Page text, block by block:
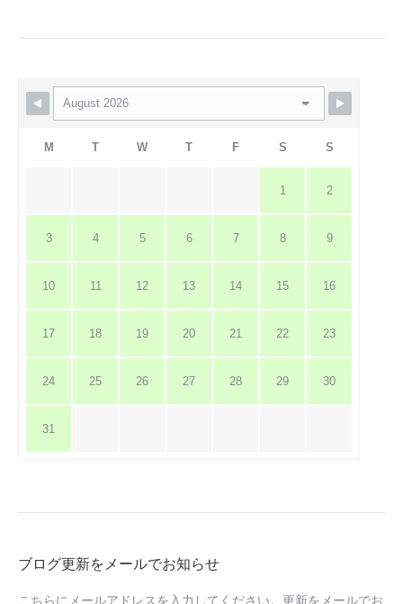
M T W T F S S
1 2
3 4 5 6 7 8 9
10 11 12 13 14 15 16
17 18 19 20 21 22 23
24 25 26 27 28 29 30
31
ブログ更新をメールでお知らせ
こちらにメールアドレスを入力してください。更新をメールでお